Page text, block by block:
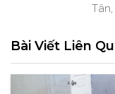
Bài Viết Liên